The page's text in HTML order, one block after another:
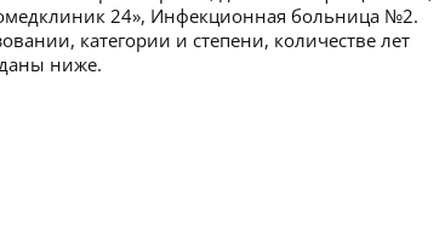
24», Инфекционная больница №2.
категории и степени, количестве лет
ниже.